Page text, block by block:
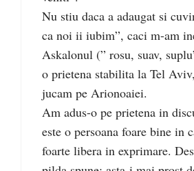
Nu stiu daca a adaugat si
ca noi ii iubim”, caci m-am
Askalonul (” rosu, suav,
o prietena stabilita la Tel
jucam pe Arionoaiei.
Am adus-o pe prietena in
este o persoana foare bine in
foarte libera in exprimare.